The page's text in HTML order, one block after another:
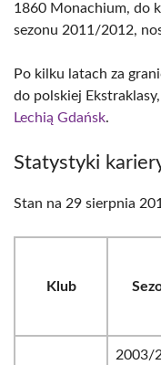
1860 Monachium, do
sezonu 2011/2012,
Po kilku latach za
do polskiej
Lechią Gdańsk.
Statystyki
Stan na 29 sierpnia
Klub
2003/